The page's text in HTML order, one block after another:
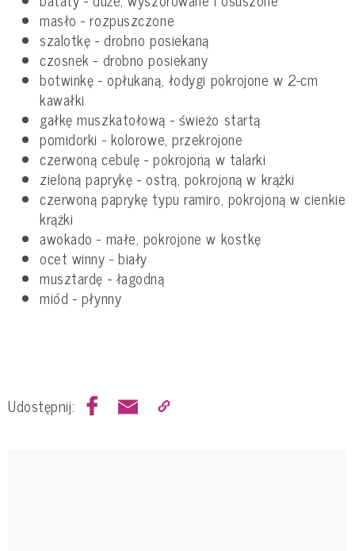
masło - rozpuszczone
szalotkę - drobno posiekaną
czosnek - drobno posiekany
botwinkę - opłukaną, łodygi pokrojone w 2-cm
kawałki
gałkę muszkatołową - świeżo startą
pomidorki - kolorowe, przekrojone
czerwoną cebulę - pokrojoną w talarki
zieloną paprykę - ostrą, pokrojoną w krążki
czerwoną paprykę typu ramiro, pokrojoną w cienkie
krążki
awokado - małe, pokrojone w kostkę
ocet winny - biały
musztardę - łagodną
miód - płynny
Udostępnij: